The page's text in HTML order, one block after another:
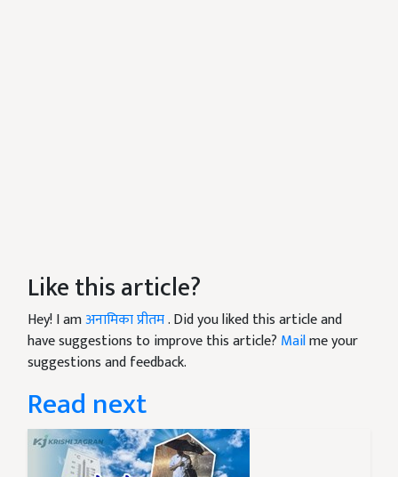
Like this article?
Hey! I amअनामिका प्रीतम. Did you liked this article and
have suggestions to improve this article? Mailme your
suggestions and feedback.
Read next